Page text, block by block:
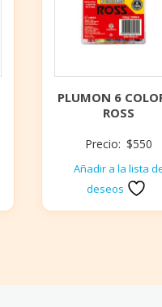
PLUMON 6
ROSS
Precio: $550
Añadir a la lista
deseos